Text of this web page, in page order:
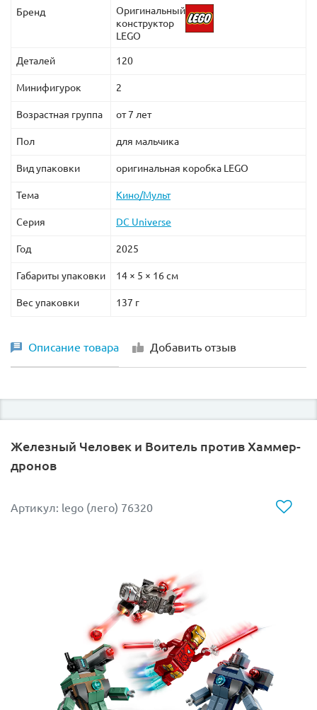
Бренд
Оригинальный
конструктор
LEGO
Деталей 120
Минифигурок 2
Возрастная группа от 7 лет
Пол для мальчика
Вид упаковки оригинальная коробка LEGO
Тема Кино/Мульт
Серия DC Universe
Год 2025
Габариты упаковки 14 × 5 × 16 см
Вес упаковки 137 г
Описание товара Добавить отзыв
Железный Человек и Воитель против Хаммер-
дронов
Артикул: lego (лего) 76320